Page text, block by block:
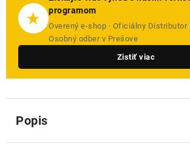
★
programom
Overený e-shop · Oficiálny Distributor
Osobný odber v Prešove
Zistiť viac
Popis